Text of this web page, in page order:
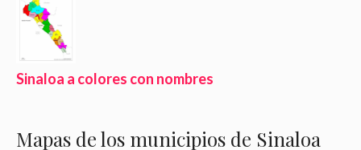
Sinaloa a colores con nombres
Mapas de los municipios de Sinaloa